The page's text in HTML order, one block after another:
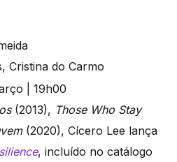
Cristina do Carmo
(2013), Those Who Stay
(2020), Cícero Lee lança
, incluído no catálogo